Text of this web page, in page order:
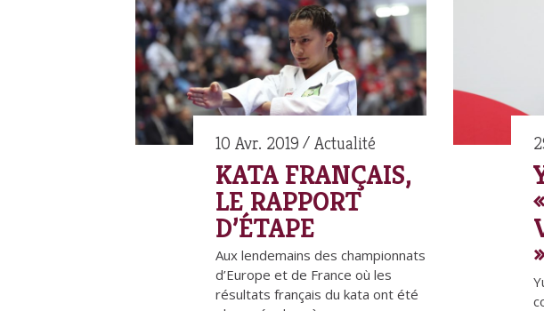
10 Avr. 2019 Actualité
KATA FRANÇAIS,
LE RAPPORT
D’ÉTAPE
Aux lendemains des championnats
d’Europe et de France où les
résultats français du kata ont été